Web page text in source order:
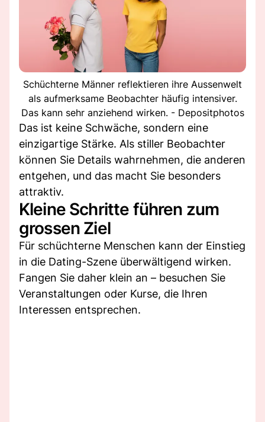
Schüchterne Männer reflektieren ihre Aussenwelt
als aufmerksame Beobachter häufig intensiver.
Das kann sehr anziehend wirken. - Depositphotos
Das ist keine Schwäche, sondern eine
einzigartige Stärke. Als stiller Beobachter
können Sie Details wahrnehmen, die anderen
entgehen, und das macht Sie besonders
attraktiv.
Kleine Schritte führen zum
grossen Ziel
Für schüchterne Menschen kann der Einstieg
in die Dating-Szene überwältigend wirken.
Fangen Sie daher klein an – besuchen Sie
Veranstaltungen oder Kurse, die Ihren
Interessen entsprechen.